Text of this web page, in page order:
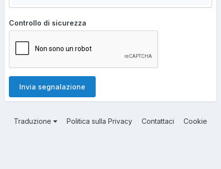
Controllo di sicurezza
Invia segnalazione
Traduzione Politica sulla Privacy Contattaci Cookie